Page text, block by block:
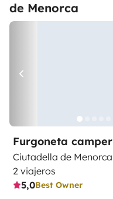
de Menorca
Furgoneta camper
Ciutadella de Menorca
2 viajeros
5,0Best Owner